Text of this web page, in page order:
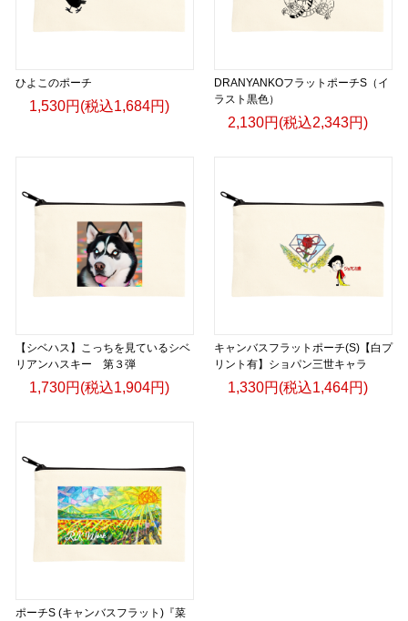
ひよこのポーチ
1,530円(税込1,684円)
DRANYANKOフラットポーチS（イ
ラスト黒色）
2,130円(税込2,343円)
【シベハス】こっちを見ているシベ
リアンハスキー 第３弾
1,730円(税込1,904円)
キャンバスフラットポーチ(S)【白プ
リント有】ショパン三世キャラ
1,330円(税込1,464円)
ポーチS (キャンバスフラット)『菜